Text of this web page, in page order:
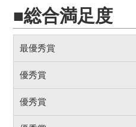
■総合満足度
最優秀賞
優秀賞
優秀賞